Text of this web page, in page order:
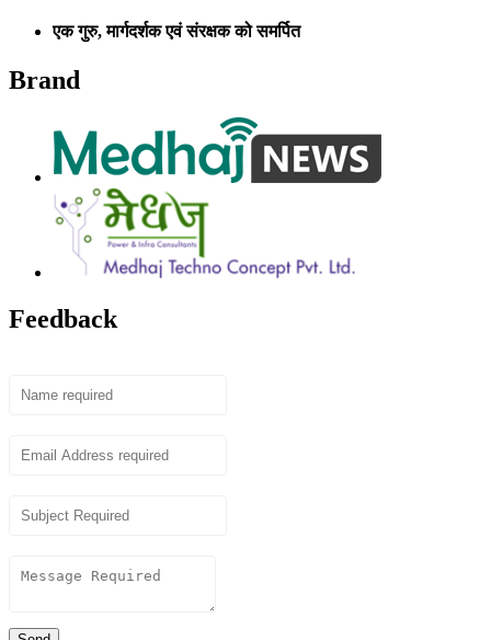
एक गुरु, मार्गदर्शक एवं संरक्षक को समर्पित
Brand
Feedback